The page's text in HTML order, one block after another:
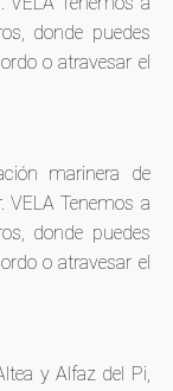
donde puedes
o atravesar el
marinera de
VELA Tenemos a
donde puedes
o atravesar el
y Alfaz del Pi,